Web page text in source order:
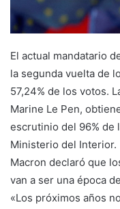
El actual mandatario
la segunda vuelta de
57,24% de los votos.
Marine Le Pen,
escrutinio del 96% de
Ministerio del Interior.
Macron declaró que
van a ser una época
«Los próximos años